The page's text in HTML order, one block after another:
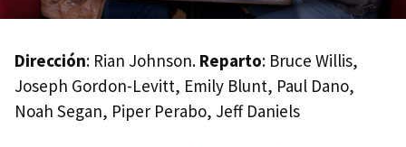
Dirección: Rian Johnson. Reparto: Bruce Willis,
Joseph Gordon-Levitt, Emily Blunt, Paul Dano,
Noah Segan, Piper Perabo, Jeff Daniels